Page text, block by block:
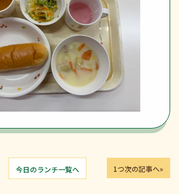
今日のランチ一覧へ 1つ次の記事へ»